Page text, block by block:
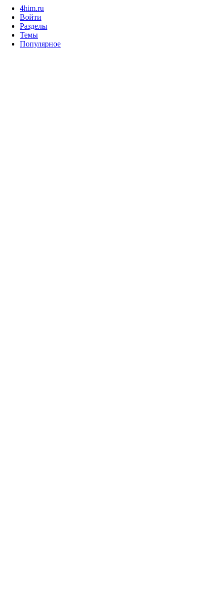
4him.ru
Войти
Разделы
Темы
Популярное